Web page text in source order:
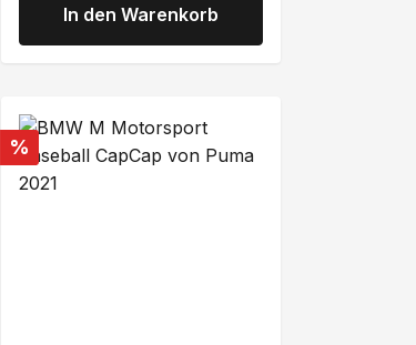
In den Warenkorb
Rabatt
%